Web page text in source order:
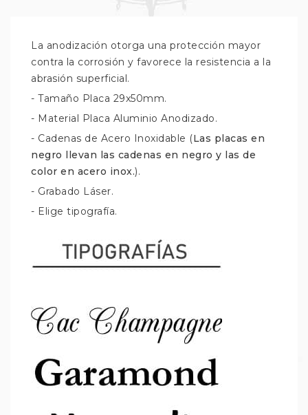
La anodización otorga una protección mayor
contra la corrosión y favorece la resistencia a la
abrasión superficial.
- Tamaño Placa 29x50mm.
- Material Placa Aluminio Anodizado.
- Cadenas de Acero Inoxidable (Las placas en
negro llevan las cadenas en negro y las de
color en acero inox.).
- Grabado Láser.
- Elige tipografía.